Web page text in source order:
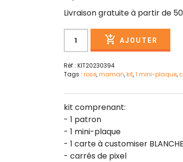
Livraison gratuite à partir de
AJOUTER
Réf : KIT20230394
Tags : rose,maman,kit,1 mini-plaque,
kit comprenant:
- 1 patron
- 1 mini-plaque
- 1 carte à customiser
- carrés de pixel